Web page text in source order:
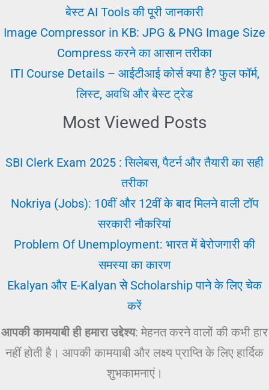
बेस्ट AI Tools की पूरी जानकारी
Image Compressor in KB: JPG & PNG Image Size
Compress करने का आसान तरीका
ITI Course Details – आईटीआई कोर्स क्या है? फुल फॉर्म,
लिस्ट, अवधि और बेस्ट ट्रेड
Most Viewed Posts
SBI Clerk Exam 2025 : सिलेबस, पैटर्न और तैयारी का सही
तरीका
Nokriya (Jobs): 10वीं और 12वीं के बाद मिलने वाली टॉप
सरकारी नौकरियां
Problem Of Unemployment: भारत में बेरोजगारी की
समस्या का कारण
Ekalyan और E-Kalyan से Scholarship पाने के लिए चेक
करें
आपकी कामयाबी ही हमारा उद्देश्य: मेहनत करने वालों की कभी हार
नहीं होती है। आपकी कामयाबी और लक्ष्य प्राप्ति के लिए हार्दिक
शुभकामनाएं।